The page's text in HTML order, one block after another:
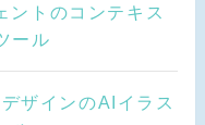
トのコンテキス
ール
ザインのAIイラス